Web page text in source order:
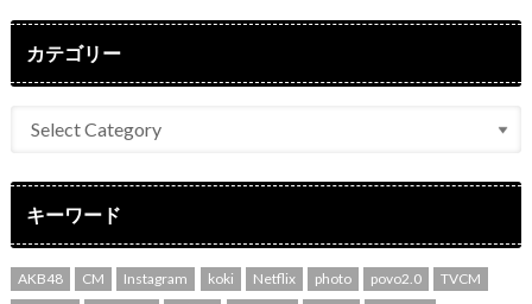
カテゴリー
キーワード
AKB48 CM Instagram koki Netflix photo povo2.0
TVCM